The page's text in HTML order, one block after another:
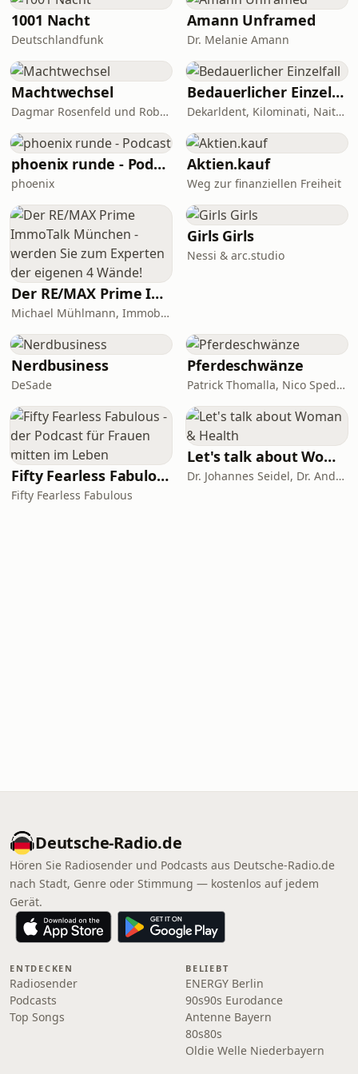
die Person, die das Döner-Logo
gezeichnet hat. Jetzt abonnieren und
1001 Nacht
Deutschlandfunk
Amann Unframed
Dr. Melanie Amann
Machtwechsel
Dagmar Rosenfeld und Robin Alexander
Bedauerlicher Einzelfall
Dekarldent, Kilominati, Naitan, JustKarsten, Abdul Chahin
phoenix runde - Podcast
phoenix
Aktien.kauf
Weg zur finanziellen Freiheit
Der RE/MAX Prime ImmoTalk München - werden Sie zum Experten der eigenen 4 Wände!
Michael Mühlmann, Immobiliengutachter (Dipl. Sachverständiger DIA)
Girls Girls
Nessi & arc.studio
Nerdbusiness
DeSade
Pferdeschwänze
Patrick Thomalla, Nico Spedicato
Fifty Fearless Fabulous - der Podcast für Frauen mitten im Leben
Fifty Fearless Fabulous
Let's talk about Woman & Health
Dr. Johannes Seidel, Dr. Andreas Nather, Dr. Agnes Jäger-Lansky, Kolleginnen und Kollegen
Deutsche-Radio.de
Hören Sie Radiosender und Podcasts aus Deutsche-Radio.de
nach Stadt, Genre oder Stimmung — kostenlos auf jedem
Gerät.
ENTDECKEN
Radiosender
Podcasts
Top Songs
BELIEBT
ENERGY Berlin
90s90s Eurodance
Antenne Bayern
80s80s
Oldie Welle Niederbayern